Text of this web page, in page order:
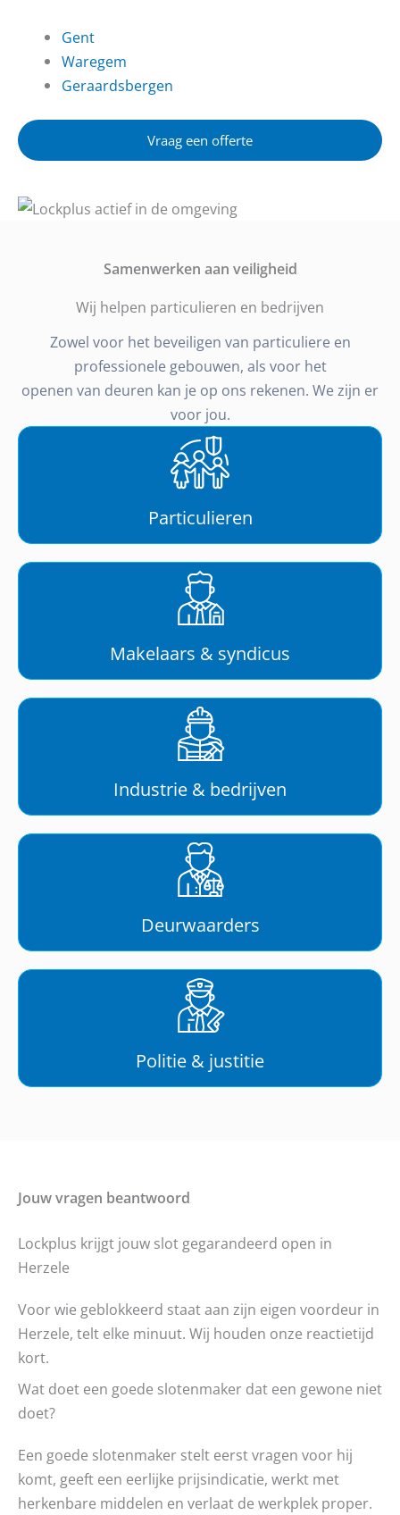
Gent
Waregem
Geraardsbergen
Vraag een offerte
Samenwerken aan veiligheid
Wij helpen particulieren en bedrijven
Zowel voor het beveiligen van particuliere en
professionele gebouwen, als voor het
openen van deuren kan je op ons rekenen. We zijn er
voor jou.
Particulieren
Makelaars & syndicus
Industrie & bedrijven
Deurwaarders
Politie & justitie
Jouw vragen beantwoord
Lockplus krijgt jouw slot gegarandeerd open in
Herzele
Voor wie geblokkeerd staat aan zijn eigen voordeur in
Herzele, telt elke minuut. Wij houden onze reactietijd
kort.
Wat doet een goede slotenmaker dat een gewone niet
doet?
Een goede slotenmaker stelt eerst vragen voor hij
komt, geeft een eerlijke prijsindicatie, werkt met
herkenbare middelen en verlaat de werkplek proper.